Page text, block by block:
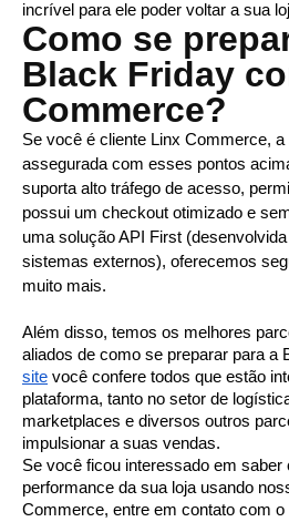
incrível para ele poder voltar a sua
Como se
Black Friday
Commerce?
Se você é cliente Linx Commerce,
assegurada com esses pontos
suporta alto tráfego de acesso,
possui um checkout otimizado e
uma solução API First
sistemas externos), oferecemos
muito mais.
Além disso, temos os melhores
aliados de como se preparar para a
site você confere todos que estão
plataforma, tanto no setor de
marketplaces e diversos outros
impulsionar a suas vendas.
Se você ficou interessado em saber
performance da sua loja usando